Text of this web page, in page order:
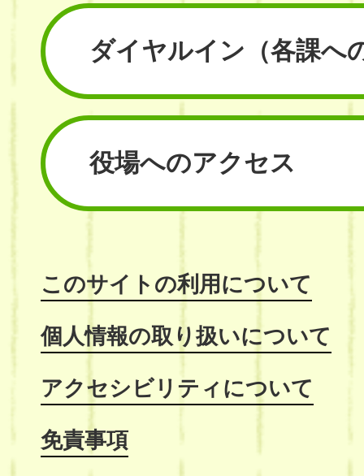
ダイヤルイン （各課へ
役場へのアクセス
このサイトの利用について
個人情報の取り扱いについて
アクセシビリティについて
免責事項